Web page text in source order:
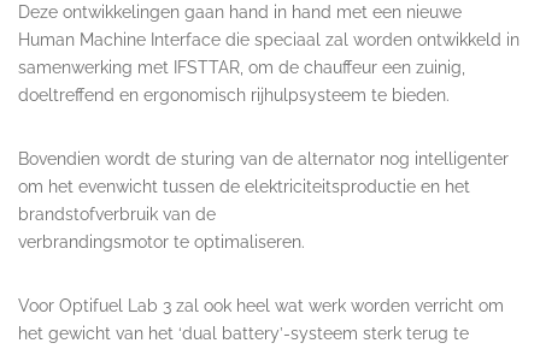
Deze ontwikkelingen gaan hand in hand met een nieuwe
Human Machine Interface die speciaal zal worden ontwikkeld in
samenwerking met IFSTTAR, om de chauffeur een zuinig,
doeltreffend en ergonomisch rijhulpsysteem te bieden.
Bovendien wordt de sturing van de alternator nog intelligenter
om het evenwicht tussen de elektriciteitsproductie en het
brandstofverbruik van de
verbrandingsmotor te optimaliseren.
Voor Optifuel Lab 3 zal ook heel wat werk worden verricht om
het gewicht van het ‘dual battery’-systeem sterk terug te